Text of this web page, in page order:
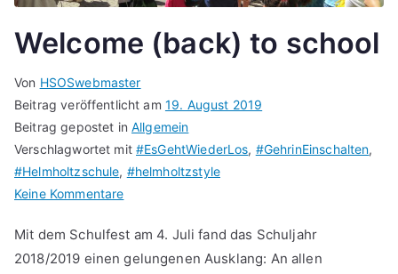
Welcome (back) to school
Von HSOSwebmaster
Beitrag veröffentlicht am 19. August 2019
Beitrag gepostet inAllgemein
Verschlagwortet mit#EsGehtWiederLos, #GehrinEinschalten,
#Helmholtzschule, #helmholtzstyle
Keine Kommentarezu
(back)
to
Mit dem Schulfest am 4. Juli fand das Schuljahr
2018/2019 einen gelungenen Ausklang: An allen